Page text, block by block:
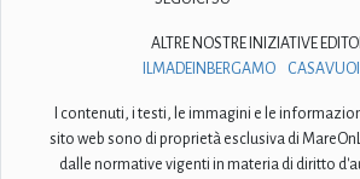
ALTRE NOSTRE INIZIATIVE
ILMADEINBERGAMO
I contenuti, i testi, le immagini e le
sito web sono di proprietà esclusiva di
dalle normative vigenti in materia di diritto